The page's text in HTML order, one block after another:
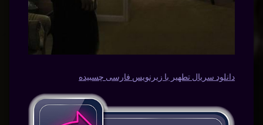
دانلود سریال تطهیر با زیرنویس فارسی چسبیده